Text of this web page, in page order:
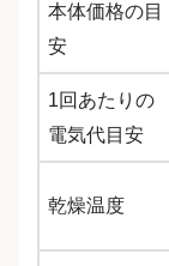
本体価格の目
安
1回あたりの
電気代目安
乾燥温度